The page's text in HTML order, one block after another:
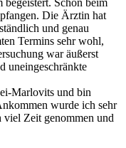
Schon beim
Die Ärztin hat
und genau
Termins sehr wohl,
war äußerst
uneingeschränkte
Marlovits und bin
wurde ich sehr
Zeit genommen und